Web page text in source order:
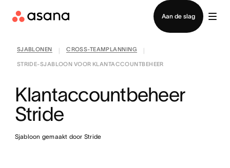
Aan de slag
Contact opnemen met verkoop
SJABLONEN CROSS-TEAMPLANNING
STRIDE-SJABLOON VOOR KLANTACCOUNTBEHEER
Klantaccountbeheer
Stride
Sjabloon gemaakt door Stride